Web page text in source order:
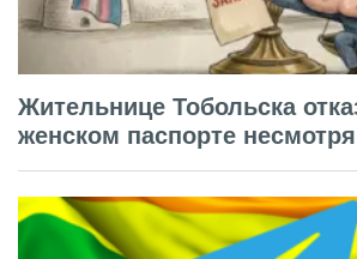
Жительнице Тобольска
женском паспорте